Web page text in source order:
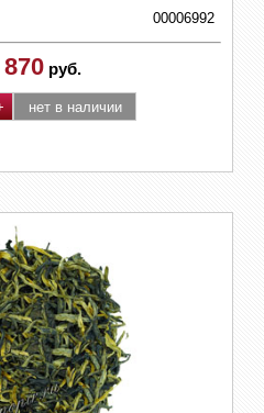
00006992
870 руб.